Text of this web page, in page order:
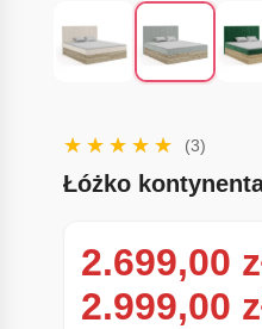
(3)
Łóżko
2.699,00
2.999,00